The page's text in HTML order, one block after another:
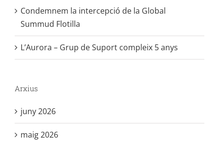
Condemnem la intercepció de la Global
Summud Flotilla
L’Aurora – Grup de Suport compleix 5 anys
Arxius
juny 2026
maig 2026